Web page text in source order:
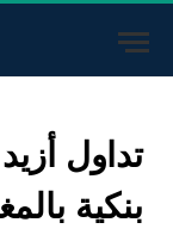
بنكية